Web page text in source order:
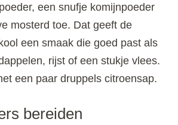
een snufje komijnpoeder
mosterd toe. Dat geeft de
een smaak die goed past als
rijst of een stukje vlees.
een paar druppels citroensap.
bereiden